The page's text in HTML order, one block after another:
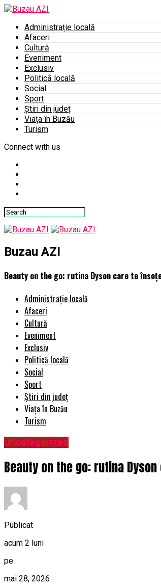
Administrație locală
Afaceri
Cultură
Eveniment
Exclusiv
Politică locală
Social
Sport
Știri din județ
Viața în Buzău
Turism
Connect with us
Buzau AZI
Beauty on the go: rutina Dyson care te
Administrație locală
Afaceri
Cultură
Eveniment
Exclusiv
Politică locală
Social
Sport
Știri din județ
Viața în Buzău
Turism
Uncategorized
Beauty on the go: rutina
Publicat
acum 2 luni
pe
mai 28, 2026